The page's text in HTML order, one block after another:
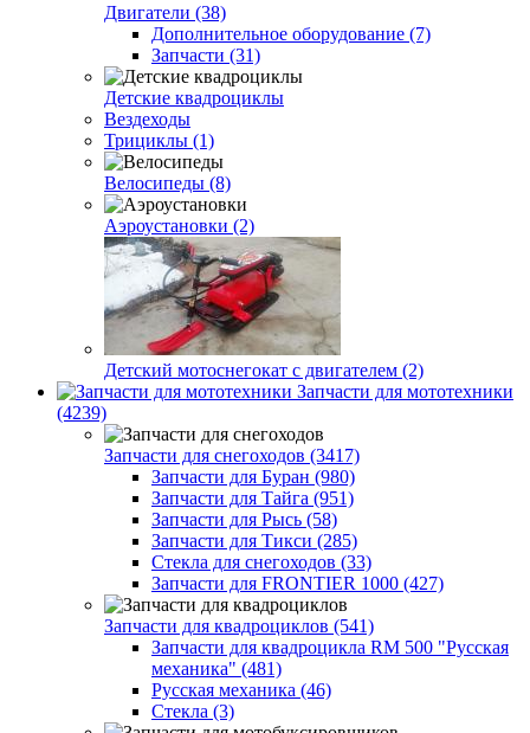
Двигатели (38)
Дополнительное оборудование (7)
Запчасти (31)
Детские квадроциклы
Вездеходы
Трициклы (1)
Велосипеды (8)
Аэроустановки (2)
Детский мотоснегокат с двигателем (2)
Запчасти для мототехники
(4239)
Запчасти для снегоходов (3417)
Запчасти для Буран (980)
Запчасти для Тайга (951)
Запчасти для Рысь (58)
Запчасти для Тикси (285)
Стекла для снегоходов (33)
Запчасти для FRONTIER 1000 (427)
Запчасти для квадроциклов (541)
Запчасти для квадроцикла RM 500 "Русская
механика" (481)
Русская механика (46)
Стекла (3)